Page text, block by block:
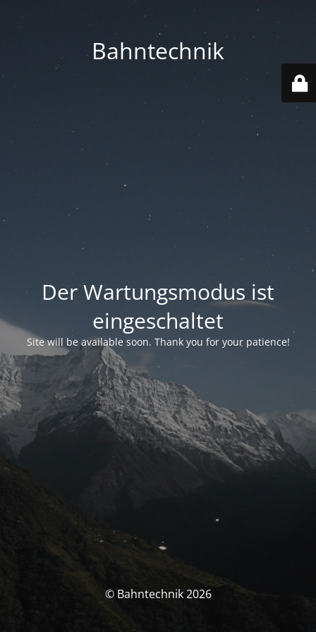
Bahntechnik
Der Wartungsmodus ist
eingeschaltet
Site will be available soon. Thank you for your patience!
© Bahntechnik 2026